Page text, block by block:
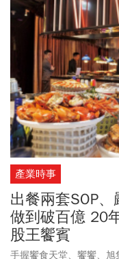
產業時事
出餐兩套SOP
做到破百億 20
股王饗賓
手握饗食天堂、饗饗、